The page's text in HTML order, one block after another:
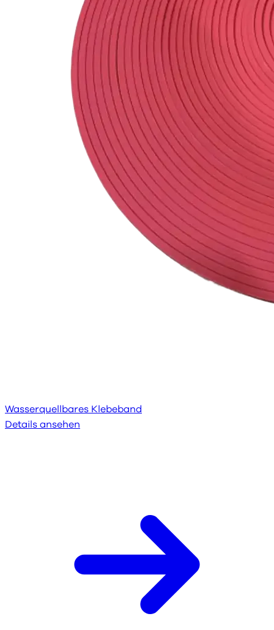
Wasserquellbares Klebeband
Details ansehen